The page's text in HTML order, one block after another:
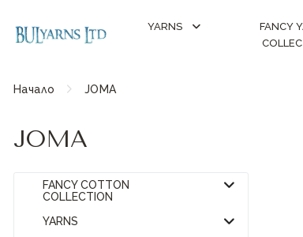
YARNS
FANCY
Начало JOMA
JOMA
FANCY COTTON
COLLECTION
YARNS